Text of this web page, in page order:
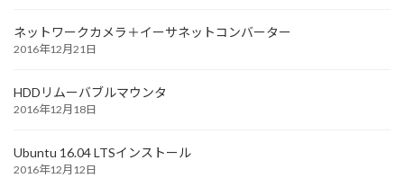
ネットワークカメラ＋イーサネットコンバーター
2016年12月21日
HDDリムーバブルマウンタ
2016年12月18日
Ubuntu 16.04 LTSインストール
2016年12月12日